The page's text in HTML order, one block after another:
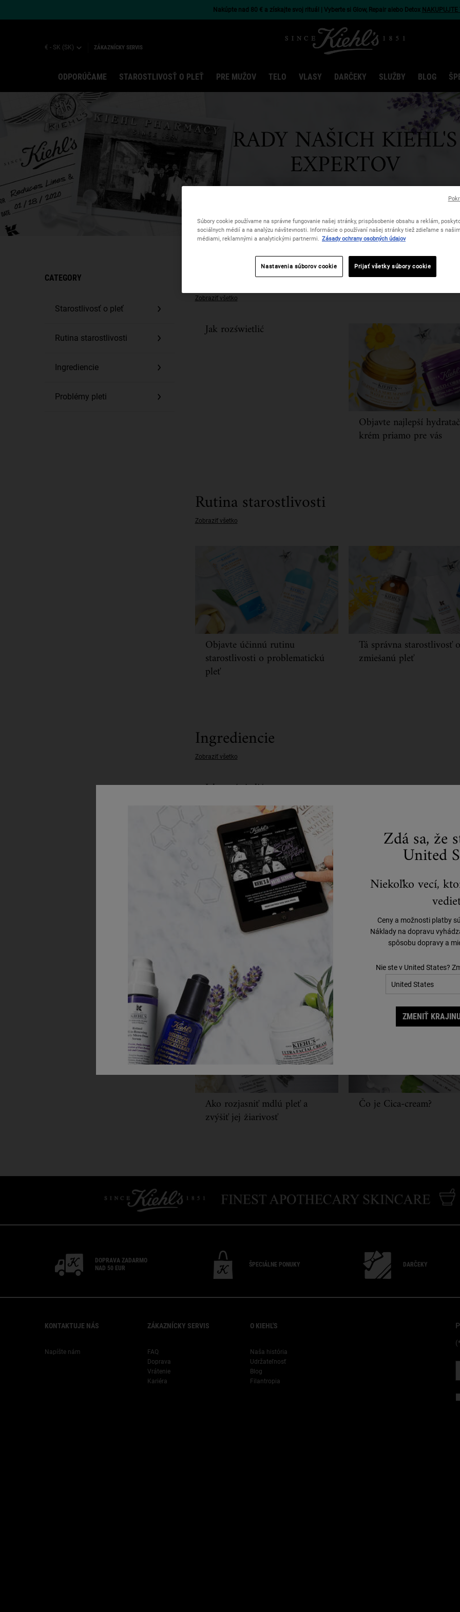
Nakúpte nad 80 € a získajte svoj rituál | Vyberte si Glow, Repair alebo Detox NAKUPUJTE
€ - SK (SK) ZÁKAZNÍCKY SERVIS
ODPORÚČAME STAROSTLIVOSŤ O PLEŤ PRE MUŽOV TELO VLASY DARČEKY SLUŽBY BLOG
RADY NAŠICH KIEHL'S
EXPERTOV
CATEGORY
Starostlivosť o pleť
Rutina starostlivosti
Ingrediencie
Problémy pleti
Starostlivosť o pleť
Zobraziť všetko
Jak rozświetlić
Objavte najlepší
krém priamo pre vás
Rutina starostlivosti
Zobraziť všetko
Objavte účinnú rutinu
starostlivosti o problematickú
pleť
Tá správna starostlivosť o
zmiešanú pleť
Ingrediencie
Zobraziť všetko
Jak rozświetlić
Vitamin C and
Problémy pleti
Zobraziť všetko
Ako rozjasniť mdlú pleť a
zvýšiť jej žiarivosť
Čo je Cica-cream?
DOPRAVA ZADARMO
NAD 50 EUR
ŠPECIÁLNE PONUKY DARČEKY
KONTAKTUJE NÁS
Napíšte nám
ZÁKAZNÍCKY SERVIS
FAQ
Doprava
Vrátenie
Kariéra
O KIEHL'S
Naša história
Udržateľnosť
Blog
Filantropia
Súbory cookie používame na správne fungovanie našej stránky, prispôsobenie obsahu a reklám,
sociálnych médií a na analýzu návštevnosti. Informácie o používaní našej stránky tiež zdieľame s
médiami, reklamnými a analytickými partnermi.
Zásady ochrany osobných údajov
Nastavenia súborov cookie Prijať všetky súbory cookie
Zdá sa, že
United
Niekoľko vecí,
Ceny a možnosti platby
Náklady na dopravu
spôsobu dopravy a
Nie ste v United States?
ZMENIŤ